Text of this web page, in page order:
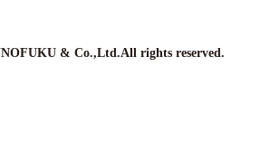
& Co.,Ltd.All rights reserved.